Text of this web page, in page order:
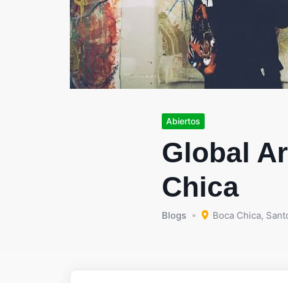
Abiertos
Global
Chica
Blogs Boca Chica,